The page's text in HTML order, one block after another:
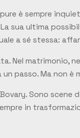
è sempre
sua ultima
a sé stessa:
Nel matrimonio,
passo. Ma non è
Sono
in